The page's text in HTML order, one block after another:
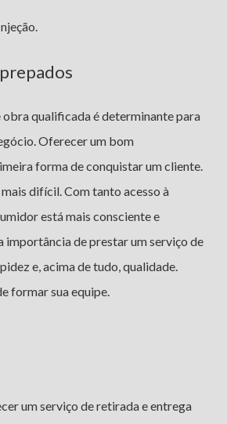
obra qualificada é determinante para
Oferecer um bom
forma de conquistar um cliente.
difícil. Com tanto acesso à
está mais consciente e
importância de prestar um serviço de
e, acima de tudo, qualidade.
formar sua equipe.
um serviço de retirada e entrega